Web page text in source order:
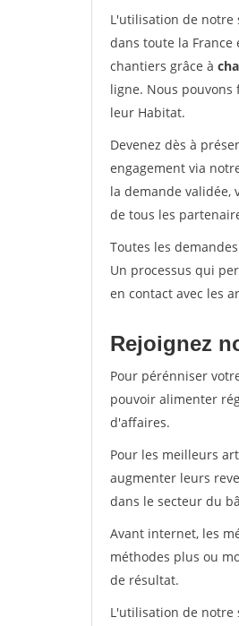
L'utilisation de notre
dans toute la
chantiers grâce à
ligne. Nous
leur Habitat.
Devenez dès à
engagement via
la demande validée,
de tous les
Toutes les
Un processus qui
en contact avec les
Rejoignez
Pour pérénniser
pouvoir alimenter
d'affaires.
Pour les meilleurs
augmenter leurs
dans le secteur du
Avant internet, les
méthodes plus ou
de résultat.
L'utilisation de notre